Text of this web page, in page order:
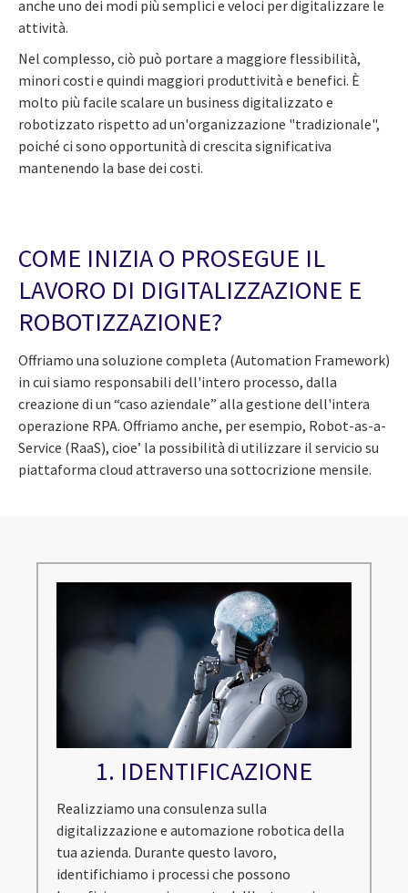
anche uno dei modi più semplici e veloci per digitalizzare le
attività.
Nel complesso, ciò può portare a maggiore flessibilità,
minori costi e quindi maggiori produttività e benefici. È
molto più facile scalare un business digitalizzato e
robotizzato rispetto ad un'organizzazione "tradizionale",
poiché ci sono opportunità di crescita significativa
mantenendo la base dei costi.
COME INIZIA O PROSEGUE IL
LAVORO DI DIGITALIZZAZIONE E
ROBOTIZZAZIONE?
Offriamo una soluzione completa (Automation Framework)
in cui siamo responsabili dell'intero processo, dalla
creazione di un “caso aziendale” alla gestione dell'intera
operazione RPA. Offriamo anche, per esempio, Robot-as-a-
Service (RaaS), cioe’ la possibilità di utilizzare il servicio su
piattaforma cloud attraverso una sottocrizione mensile.
1. IDENTIFICAZIONE
Realizziamo una consulenza sulla
digitalizzazione e automazione robotica della
tua azienda. Durante questo lavoro,
identifichiamo i processi che possono